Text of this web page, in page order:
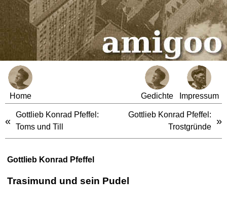
Home Gedichte Impressum
«
Gottlieb Konrad Pfeffel:
Toms und Till
Gottlieb Konrad Pfeffel:
Trostgründe
»
Gottlieb Konrad Pfeffel
Trasimund und sein Pudel